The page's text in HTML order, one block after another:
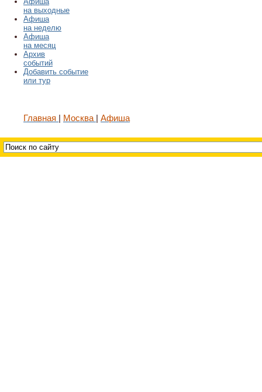
на выходные
Афиша
на неделю
Афиша
на месяц
Архив
событий
Добавить событие
или тур
Главная Москва Афиша